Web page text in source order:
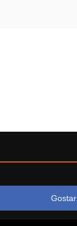
Gostar